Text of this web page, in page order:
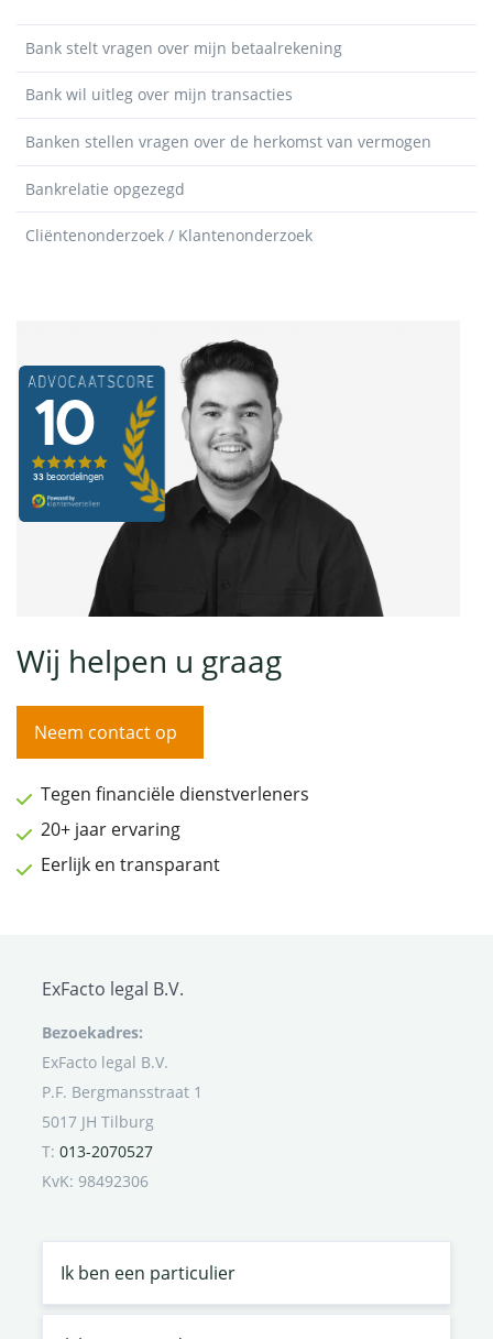
Bank stelt vragen over mijn betaalrekening
Bank wil uitleg over mijn transacties
Banken stellen vragen over de herkomst van vermogen
Bankrelatie opgezegd
Cliëntenonderzoek / Klantenonderzoek
Wij helpen u graag
Neem contact op
Tegen financiële dienstverleners
20+ jaar ervaring
Eerlijk en transparant
ExFacto legal B.V.
Bezoekadres:
ExFacto legal B.V.
P.F. Bergmansstraat 1
5017 JH Tilburg
T: 013-2070527
KvK: 98492306
Ik ben een particulier